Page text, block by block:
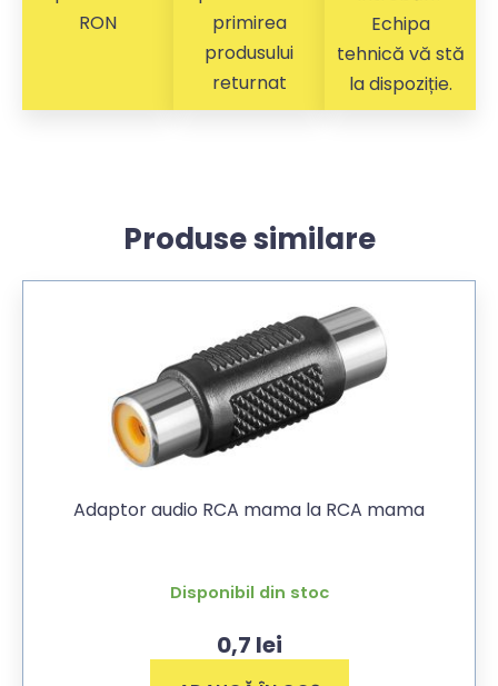
RON
primirea
produsului
returnat
Echipa
tehnică vă stă
la dispoziție.
Produse similare
Adaptor audio RCA mama la RCA mama
Disponibil din stoc
0,7 lei